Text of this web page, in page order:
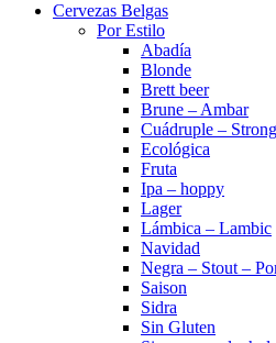
Cervezas Belgas
Por Estilo
Abadía
Blonde
Brett beer
Brune – Ambar
Cuádruple –
Ecológica
Fruta
Ipa – hoppy
Lager
Lámbica – Lambic
Navidad
Negra – Stout –
Saison
Sidra
Sin Gluten